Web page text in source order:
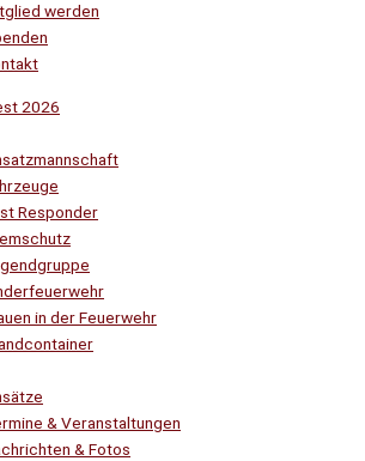
werden
2026
Responder
in der Feuerwehr
& Veranstaltungen
& Fotos